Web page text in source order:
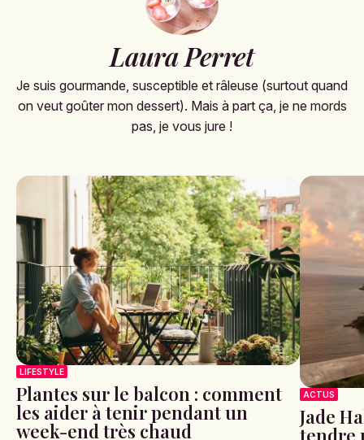
Laura Perret
Je suis gourmande, susceptible et râleuse (surtout quand
on veut goûter mon dessert). Mais à part ça, je ne mords
pas, je vous jure !
LIFESTYLE
Plantes sur le balcon : comment
les aider à tenir pendant un
week-end très chaud
ACTUS
Jade